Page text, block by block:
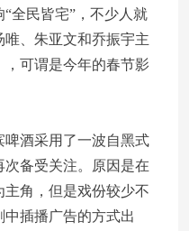
全民皆宅”，不少人就
、朱亚文和乔振宇主
可谓是今年的春节影
酒采用了一波自黑式
备受关注。原因是在
角，但是戏份较少不
插播广告的方式出